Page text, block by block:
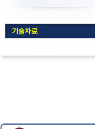
기술자료